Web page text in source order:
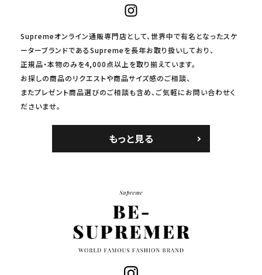
Supremeオンライン通販専門店として、世界中で有名となったスケ
ーターブランドであるSupremeを長年お取り扱いしており、
正規品・本物のみを4,000点以上を取り揃えています。
お探しの商品のリクエストや商品サイズ感のご相談、
またプレゼント商品選びのご相談も含め、ご気軽にお問い合わせく
ださいませ。
もっと見る